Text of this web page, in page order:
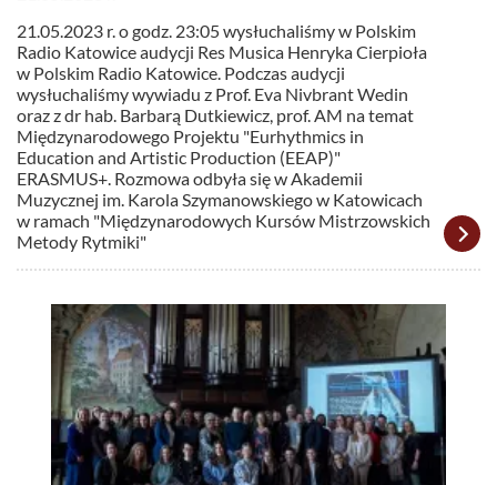
21.05.2023 r. o godz. 23:05 wysłuchaliśmy w Polskim
Radio Katowice audycji Res Musica Henryka Cierpioła
w Polskim Radio Katowice. Podczas audycji
wysłuchaliśmy wywiadu z Prof. Eva Nivbrant Wedin
oraz z dr hab. Barbarą Dutkiewicz, prof. AM na temat
Międzynarodowego Projektu "Eurhythmics in
Education and Artistic Production (EEAP)"
ERASMUS+. Rozmowa odbyła się w Akademii
Muzycznej im. Karola Szymanowskiego w Katowicach
w ramach "Międzynarodowych Kursów Mistrzowskich
Metody Rytmiki"